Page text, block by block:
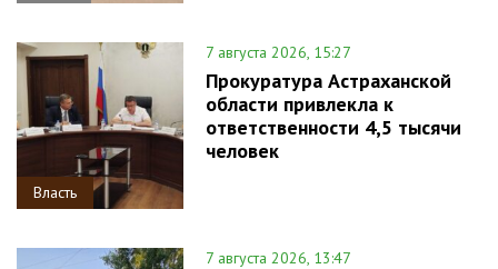
Власть
7 августа 2026, 15:27
Прокуратура Астраханской
области привлекла к
ответственности 4,5 тысячи
человек
7 августа 2026, 13:47